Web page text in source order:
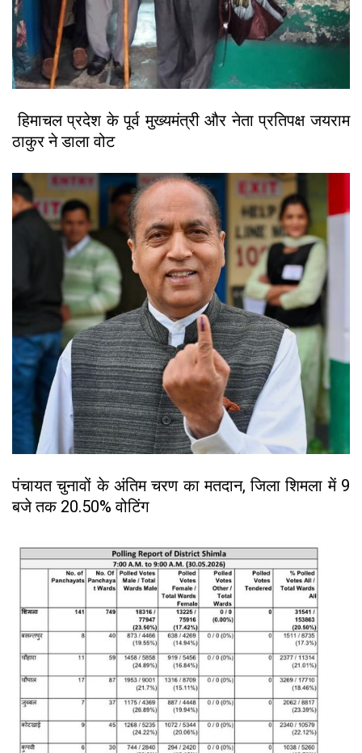
हिमाचल प्रदेश के पूर्व मुख्यमंत्री और नेता प्रतिपक्ष जयराम
ठाकुर ने डाला वोट
पंचायत चुनावों के अंतिम चरण का मतदान, जिला शिमला में 9
बजे तक 20.50% वोटिंग